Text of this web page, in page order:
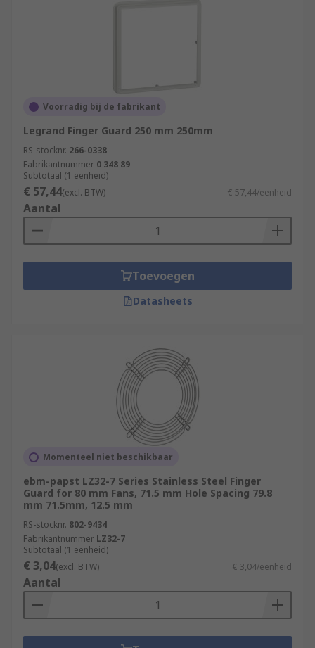
Voorradig bij de fabrikant
Legrand Finger Guard 250 mm 250mm
RS-stocknr. 266-0338
Fabrikantnummer 0 348 89
Subtotaal (1 eenheid)
€ 57,44(excl. BTW) € 57,44/eenheid
Aantal
Toevoegen
Datasheets
Momenteel niet beschikbaar
ebm-papst LZ32-7 Series Stainless Steel Finger
Guard for 80 mm Fans, 71.5 mm Hole Spacing 79.8
mm 71.5mm, 12.5 mm
RS-stocknr. 802-9434
Fabrikantnummer LZ32-7
Subtotaal (1 eenheid)
€ 3,04(excl. BTW) € 3,04/eenheid
Aantal